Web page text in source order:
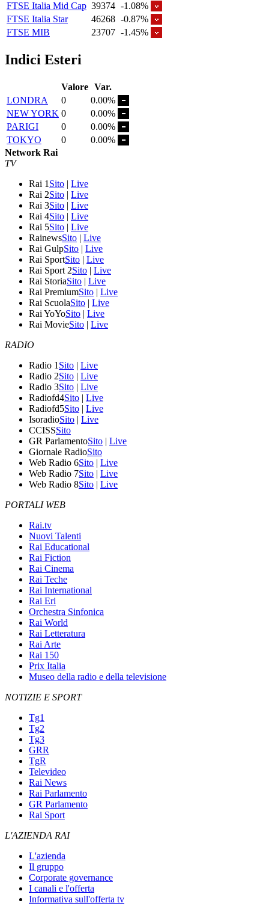
FTSE Italia Mid Cap 39374 -1.08%
FTSE Italia Star
46268 -0.87%
FTSE MIB
23707 -1.45%
Indici Esteri
Valore Var.
LONDRA
0
0.00%
NEW YORK 0
0.00%
PARIGI
0
0.00%
TOKYO
0
0.00%
Network Rai
TV
Rai 1 Sito | Live
Rai 2Sito | Live
Rai 3Sito | Live
Rai 4Sito | Live
Rai 5Sito | Live
RainewsSito | Live
Rai GulpSito | Live
Rai SportSito | Live
Rai Sport 2Sito | Live
Rai StoriaSito | Live
Rai PremiumSito | Live
Rai ScuolaSito | Live
Rai YoYoSito | Live
Rai MovieSito | Live
RADIO
Radio 1 Sito | Live
Radio 2Sito | Live
Radio 3Sito | Live
Radiofd4Sito | Live
Radiofd5Sito | Live
IsoradioSito | Live
CCISSSito
GR ParlamentoSito | Live
Giornale RadioSito
Web Radio 6Sito | Live
Web Radio 7Sito | Live
Web Radio 8Sito | Live
PORTALI WEB
Rai.tv
Nuovi Talenti
Rai Educational
Rai Fiction
Rai Cinema
Rai Teche
Rai International
Rai Eri
Orchestra Sinfonica
Rai World
Rai Letteratura
Rai Arte
Rai 150
Prix Italia
Museo della radio e della televisione
NOTIZIE E SPORT
Tg1
Tg2
Tg3
GRR
TgR
Televideo
Rai News
Rai Parlamento
GR Parlamento
Rai Sport
L'AZIENDA RAI
L'azienda
Il gruppo
Corporate governance
I canali e l'offerta
Informativa sull'offerta tv